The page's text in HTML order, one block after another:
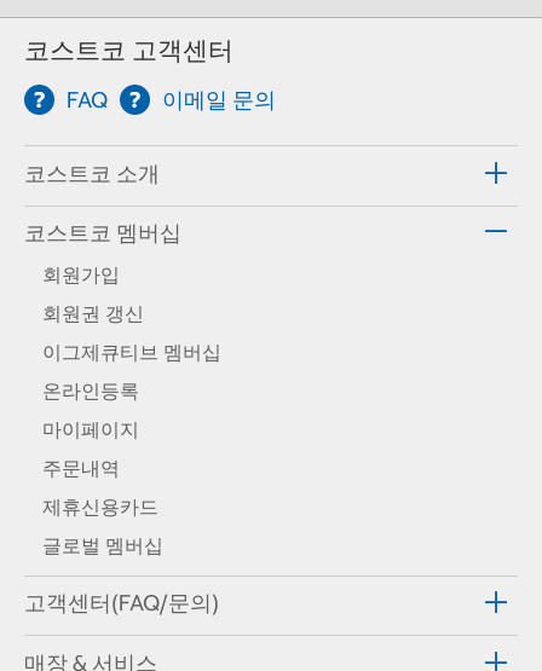
코스트코 고객센터
FAQ 이메일 문의
코스트코 소개
코스트코 멤버십
회원가입
회원권 갱신
이그제큐티브 멤버십
온라인등록
마이페이지
주문내역
제휴신용카드
글로벌 멤버십
고객센터(FAQ/문의)
매장 & 서비스